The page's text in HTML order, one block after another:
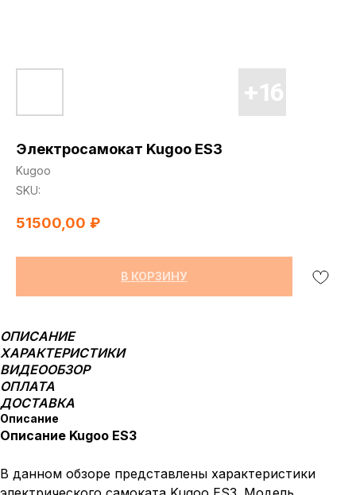
Электросамокат Kugoo ES3
Kugoo
SKU:
51500,00 ₽
В КОРЗИНУ
ОПИСАНИЕ
ХАРАКТЕРИСТИКИ
ВИДЕООБЗОР
ОПЛАТА
ДОСТАВКА
Описание
Описание Kugoo ES3
В данном обзоре представлены характеристики